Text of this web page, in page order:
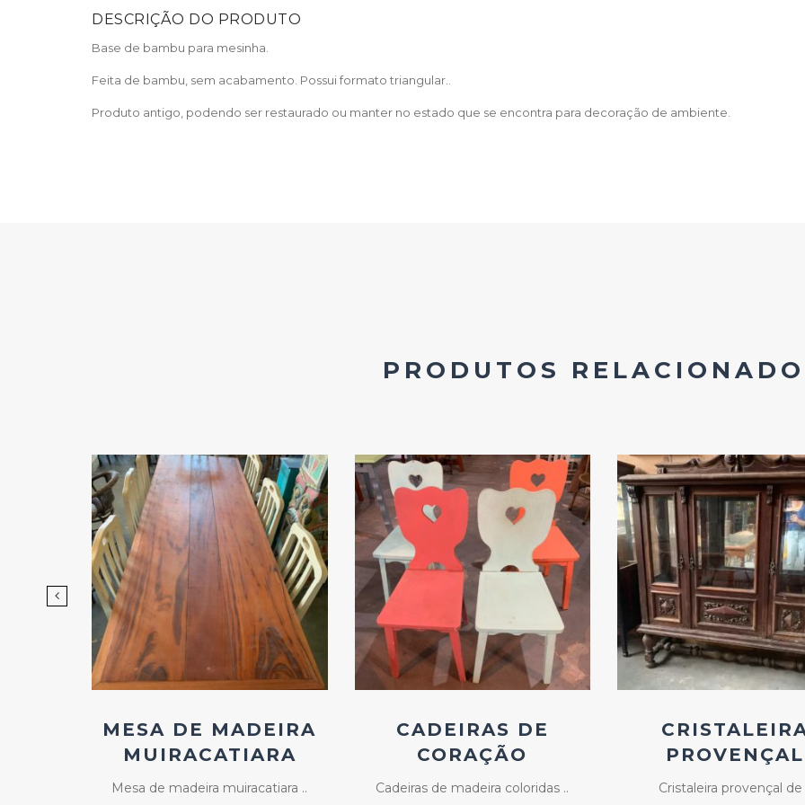
DESCRIÇÃO DO PRODUTO
Base de bambu para mesinha.
Feita de bambu, sem acabamento. Possui formato triangular..
Produto antigo, podendo ser restaurado ou manter no estado que se encontra para decoração de ambiente.
PRODUTOS
Add
ao
Favoritos
MESA DE MADEIRA
MUIRACATIARA
Mesa de madeira muiracatiara ..
Favoritos
CADEIRAS DE
CORAÇÃO
Cadeiras de madeira coloridas ..
Add
ao
Favoritos
PROVENÇAL
Cristaleira provençal de